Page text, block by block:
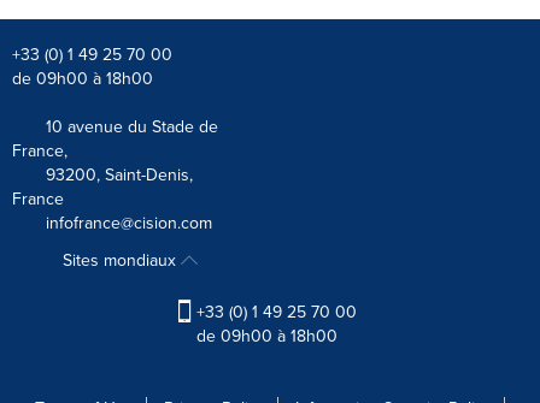
+33 (0) 1 49 25 70 00
de 09h00 à 18h00
10 avenue du Stade de
France,
93200, Saint-Denis,
France
infofrance@cision.com
Sites mondiaux
+33 (0) 1 49 25 70 00
de 09h00 à 18h00